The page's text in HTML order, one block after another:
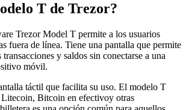
T de Trezor?
Trezor Model T permite a los usuarios
fuera de línea. Tiene una pantalla que permite
y saldos sin conectarse a una
móvil.
táctil que facilita su uso. El modelo T
Litecoin, Bitcoin en efectivoy otras